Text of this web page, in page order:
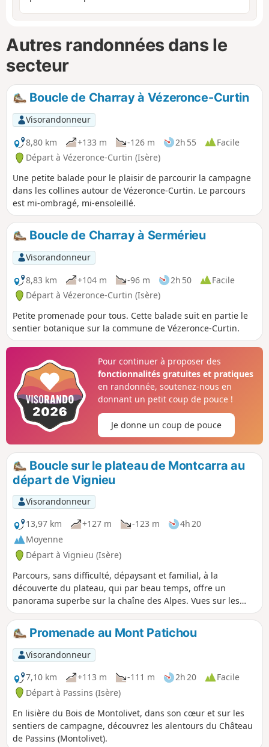
Autres randonnées dans le
secteur
Boucle de Charray à Vézeronce-Curtin
Visorandonneur
8,80 km
+133 m -126 m 2h 55
Facile
Départ à Vézeronce-Curtin (Isère)
Une petite balade pour le plaisir de parcourir la campagne
dans les collines autour de Vézeronce-Curtin. Le parcours
est mi-ombragé, mi-ensoleillé.
Boucle de Charray à Sermérieu
Visorandonneur
8,83 km
+104 m -96 m 2h 50
Facile
Départ à Vézeronce-Curtin (Isère)
Petite promenade pour tous. Cette balade suit en partie le
sentier botanique sur la commune de Vézeronce-Curtin.
Pour continuer à proposer des
fonctionnalités gratuites et pratiques
en randonnée, soutenez-nous en
donnant un petit coup de pouce !
Je donne un coup de pouce
Boucle sur le plateau de Montcarra au
départ de Vignieu
Visorandonneur
13,97 km
+127 m -123 m
4h 20
Moyenne
Départ à Vignieu (Isère)
Parcours, sans difficulté, dépaysant et familial, à la
découverte du plateau, qui par beau temps, offre un
panorama superbe sur la chaîne des Alpes. Vues sur les
vallons de Saint-Chef et de Montcarra.
Promenade au Mont Patichou
Visorandonneur
7,10 km
+113 m -111 m 2h 20
Facile
Départ à Passins (Isère)
En lisière du Bois de Montolivet, dans son cœur et sur les
sentiers de campagne, découvrez les alentours du Château
de Passins (Montolivet).